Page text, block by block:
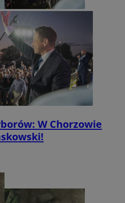
W Chorzowie